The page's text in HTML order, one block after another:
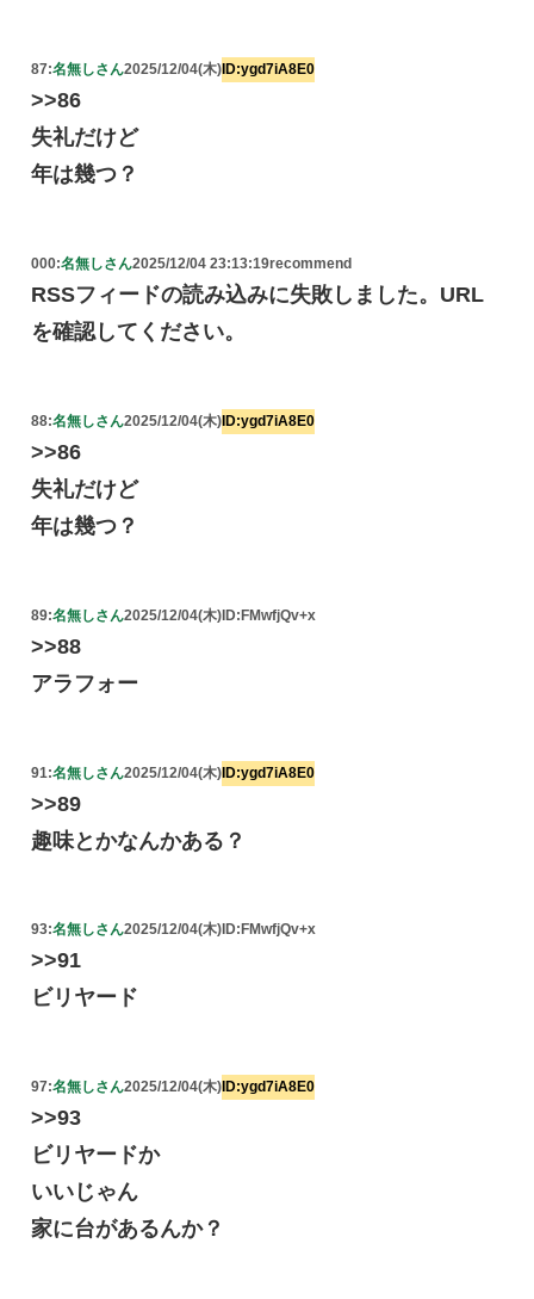
87:名無しさん2025/12/04(木) ID:ygd7iA8E0
>>86
失礼だけど
年は幾つ？
000:名無しさん2025/12/04 23:13:19recommend
RSSフィードの読み込みに失敗しました。URL
を確認してください。
88:名無しさん2025/12/04(木) ID:ygd7iA8E0
>>86
失礼だけど
年は幾つ？
89:名無しさん2025/12/04(木)ID:FMwfjQv+x
>>88
アラフォー
91:名無しさん2025/12/04(木)ID:ygd7iA8E0
>>89
趣味とかなんかある？
93:名無しさん2025/12/04(木) ID:FMwfjQv+x
>>91
ビリヤード
97:名無しさん2025/12/04(木) ID:ygd7iA8E0
>>93
ビリヤードか
いいじゃん
家に台があるんか？